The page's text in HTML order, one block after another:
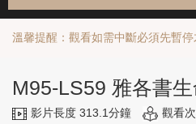
溫馨提醒：觀看如需中斷必須先暫停
M95-LS59 雅各書
影片長度 313.1分鐘 觀看